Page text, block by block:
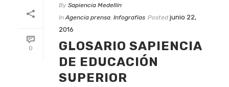
0
By Sapiencia Medellín
In Agencia prensa, Infografías Posted junio 22,
2016
GLOSARIO SAPIENCIA
DE EDUCACIÓN
SUPERIOR